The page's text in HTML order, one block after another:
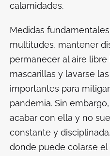
calamidades.
Medidas
multitudes, mantener
permanecer al aire
mascarillas y lavarse
importantes para
pandemia. Sin
acabar con ella y no
constante y
donde puede colarse el